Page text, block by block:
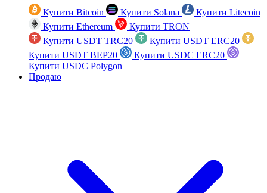
Купити Bitcoin Купити Solana
Купити Litecoin
Купити Ethereum
Купити TRON
Купити USDT TRC20
Купити USDT ERC20
Купити USDT BEP20
Купити USDC ERC20
Купити USDC Polygon
Продаю